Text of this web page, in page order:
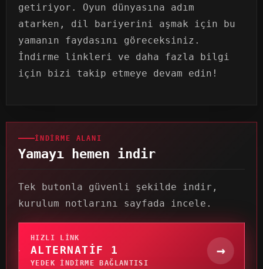
getiriyor. Oyun dünyasına adım
atarken, dil bariyerini aşmak için bu
yamanın faydasını göreceksiniz.
İndirme linkleri ve daha fazla bilgi
için bizi takip etmeye devam edin!
İNDIRME ALANI
Yamayı hemen indir
Tek butonla güvenli şekilde indir,
kurulum notlarını sayfada incele.
HIZLI LINK
ALTERNATIF 1
YEDEK INDIRME BAĞLANTISI
→